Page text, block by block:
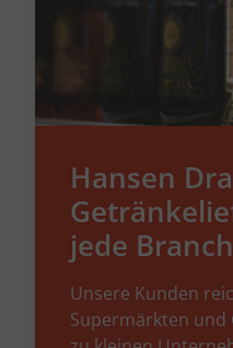
Hansen
jede
Unsere Kunden
Supermärkten